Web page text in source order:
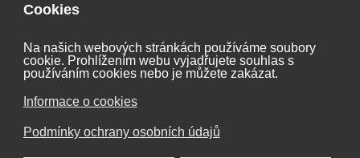
Cookies
Na našich webových stránkách používáme soubory
cookie. Prohlížením webu vyjadřujete souhlas s
používáním cookies nebo je můžete zakázat.
Informace o cookies
Podmínky ochrany osobních údajů
Projekt “Koordinační činnost České vodíkové
je spolufinancován Evropskou unií.